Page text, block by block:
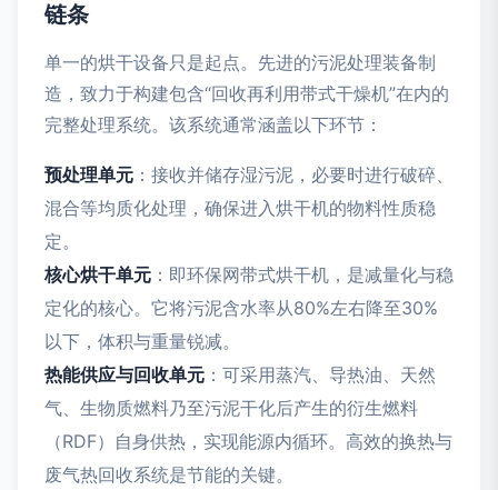
链条
单一的烘干设备只是起点。先进的污泥处理装备制
造，致力于构建包含“回收再利用带式干燥机”在内的
完整处理系统。该系统通常涵盖以下环节：
预处理单元 ：接收并储存湿污泥，必要时进行破碎、
混合等均质化处理，确保进入烘干机的物料性质稳
定。
核心烘干单元 ：即环保网带式烘干机，是减量化与稳
定化的核心。它将污泥含水率从80%左右降至30%
以下，体积与重量锐减。
热能供应与回收单元 ：可采用蒸汽、导热油、天然
气、生物质燃料乃至污泥干化后产生的衍生燃料
（RDF）自身供热，实现能源内循环。高效的换热与
废气热回收系统是节能的关键。